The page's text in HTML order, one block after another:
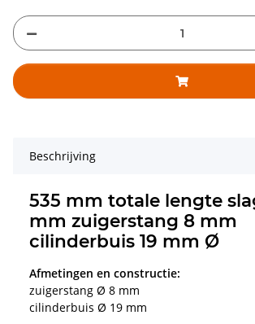
Beschrijving
535 mm totale lengte
mm zuigerstang 8 mm
cilinderbuis 19 mm Ø
Afmetingen en constructie:
zuigerstang Ø 8 mm
cilinderbuis Ø 19 mm